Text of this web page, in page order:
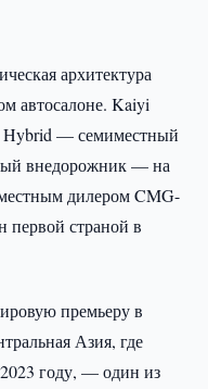
архитектура
автосалоне. Kaiyi
Hybrid — семиместный
внедорожник — на
дилером CMG-
первой страной в
премьеру в
Азия, где
2023 году, — один из